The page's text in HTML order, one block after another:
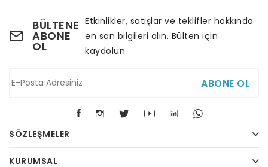
BÜLTENE
ABONE
OL
Etkinlikler, satışlar ve teklifler hakkında
en son bilgileri alın. Bülten için
kaydolun
ABONE OL
SÖZLEŞMELER
KURUMSAL